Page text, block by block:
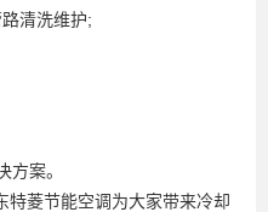
清洗维护;
案。
特菱节能空调为大家带来冷却